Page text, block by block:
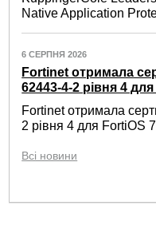
Native Application
6 СЕРПНЯ 2026
Fortinet отримала
62443-4-2 рівня 4
Fortinet отримала
2 рівня 4 для FortiOS
Всі новини